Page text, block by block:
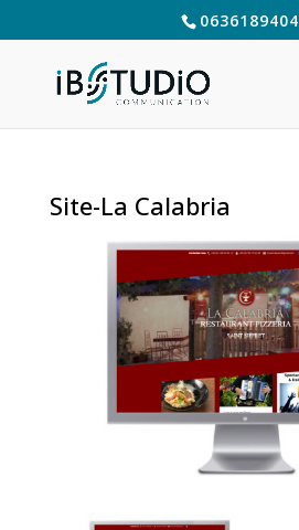
0636189404
Site-La Calabria